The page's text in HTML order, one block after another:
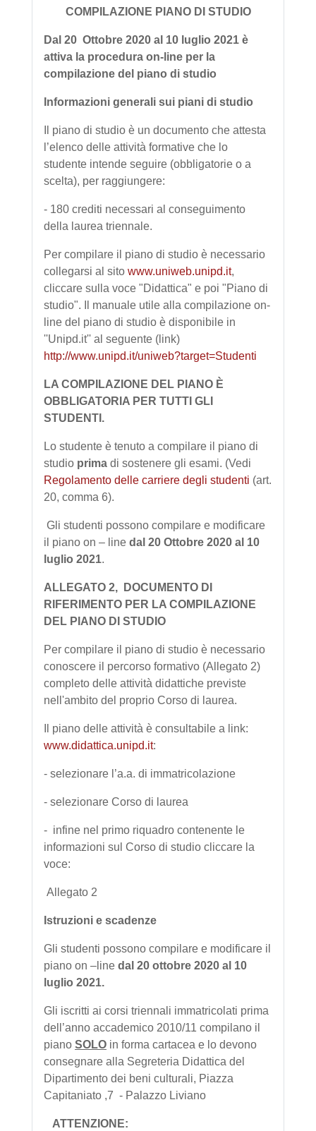
COMPILAZIONE PIANO DI STUDIO
Dal 20 Ottobre 2020 al 10 luglio 2021 è
attiva la procedura on-line per la
compilazione del piano di studio
Informazioni generali sui piani di studio
Il piano di studio è un documento che attesta
l’elenco delle attività formative che lo
studente intende seguire (obbligatorie o a
scelta), per raggiungere:
- 180 crediti necessari al conseguimento
della laurea triennale.
Per compilare il piano di studio è necessario
collegarsi al sito www.uniweb.unipd.it,
cliccare sulla voce "Didattica" e poi "Piano di
studio". Il manuale utile alla compilazione on-
line del piano di studio è disponibile in
''Unipd.it'' al seguente (link)
http://www.unipd.it/uniweb?target=Studenti
LA COMPILAZIONE DEL PIANO È
OBBLIGATORIA PER TUTTI GLI
STUDENTI.
Lo studente è tenuto a compilare il piano di
studio prima di sostenere gli esami. (Vedi
Regolamento delle carriere degli studenti (art.
20, comma 6).
Gli studenti possono compilare e modificare
il piano on – line dal 20 Ottobre 2020 al 10
luglio 2021.
ALLEGATO 2, DOCUMENTO DI
RIFERIMENTO PER LA COMPILAZIONE
DEL PIANO DI STUDIO
Per compilare il piano di studio è necessario
conoscere il percorso formativo (Allegato 2)
completo delle attività didattiche previste
nell'ambito del proprio Corso di laurea.
Il piano delle attività è consultabile a link:
www.didattica.unipd.it:
- selezionare l’a.a. di immatricolazione
- selezionare Corso di laurea
- infine nel primo riquadro contenente le
informazioni sul Corso di studio cliccare la
voce:
Allegato 2
Istruzioni e scadenze
Gli studenti possono compilare e modificare il
piano on –line dal 20 ottobre 2020 al 10
luglio 2021.
Gli iscritti ai corsi triennali immatricolati prima
dell’anno accademico 2010/11 compilano il
piano SOLO in forma cartacea e lo devono
consegnare alla Segreteria Didattica del
Dipartimento dei beni culturali, Piazza
Capitaniato ,7 - Palazzo Liviano
ATTENZIONE: